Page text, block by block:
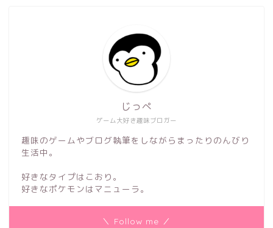
ゲーム大好き趣味ブロガー
じっぺ
趣味のゲームやブログ執筆をしながらまったりのんびり
生活中。
好きなタイプはこおり。
好きなポケモンはマニューラ。
＼ Follow me ／